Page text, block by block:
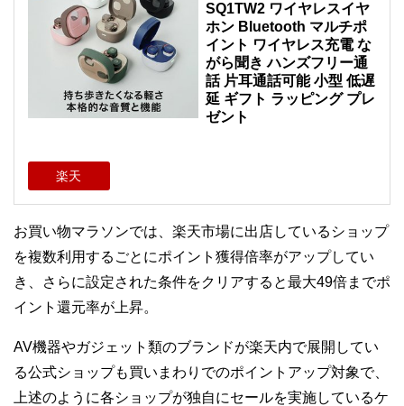
SQ1TW2 ワイヤレスイヤ
ホン Bluetooth マルチポ
イント ワイヤレス充電 な
がら聞き ハンズフリー通
話 片耳通話可能 小型 低遅
延 ギフト ラッピング プレ
ゼント
楽天
お買い物マラソンでは、楽天市場に出店しているショップ
を複数利用するごとにポイント獲得倍率がアップしてい
き、さらに設定された条件をクリアすると最大49倍までポ
イント還元率が上昇。
AV機器やガジェット類のブランドが楽天内で展開してい
る公式ショップも買いまわりでのポイントアップ対象で、
上述のように各ショップが独自にセールを実施しているケ